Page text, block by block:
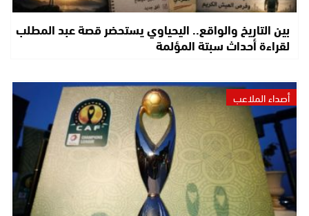
بين التاريخ والواقع.. اليحياوي يستحضر قصة عبد المطلب
لقراءة أحداث سبتة المؤلمة
أصداء الملاعب